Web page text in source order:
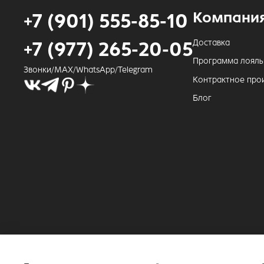
+7 (901) 555-85-10
+7 (977) 265-20-05
Звонки/MAX/WhatsApp/Telegram
Доставка
Программа
Контрактное
Блог